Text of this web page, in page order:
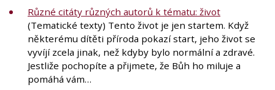
Různé citáty různých autorů k tématu: život
(Tematické texty) Tento život je jen startem. Když
některému dítěti příroda pokazí start, jeho život se
vyvíjí zcela jinak, než kdyby bylo normální a zdravé.
Jestliže pochopíte a přijmete, že Bůh ho miluje a
pomáhá vám…